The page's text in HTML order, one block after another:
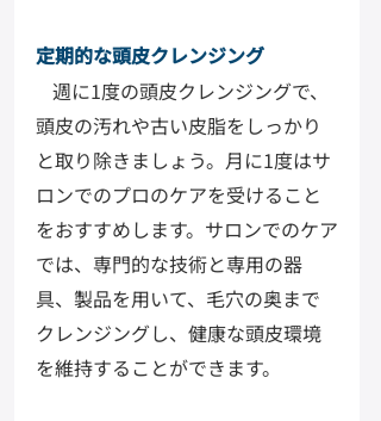
定期的な頭皮クレンジング
週に1度の頭皮クレンジングで、
頭皮の汚れや古い皮脂をしっかり
と取り除きましょう。月に1度はサ
ロンでのプロのケアを受けること
をおすすめします。サロンでのケア
では、専門的な技術と専用の器
具、製品を用いて、毛穴の奥まで
クレンジングし、健康な頭皮環境
を維持することができます。